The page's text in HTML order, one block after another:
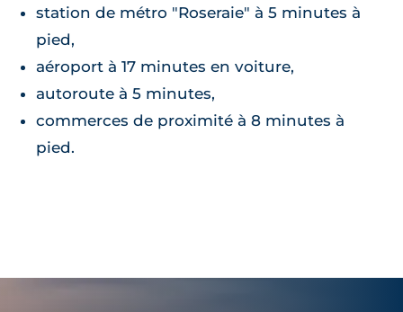
station de métro "Roseraie" à 5 minutes à
pied,
aéroport à 17 minutes en voiture,
autoroute à 5 minutes,
commerces de proximité à 8 minutes à
pied.